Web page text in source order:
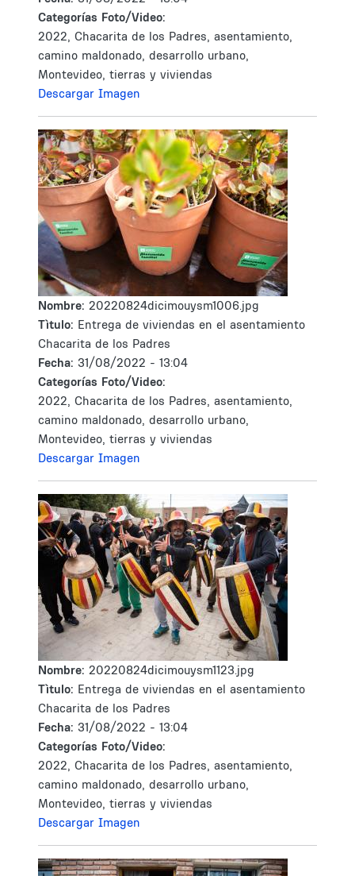
Categorías Foto/Video:
2022, Chacarita de los Padres, asentamiento,
camino maldonado, desarrollo urbano,
Montevideo, tierras y viviendas
Descargar Imagen
Nombre: 20220824dicimouysm1006.jpg
Tìtulo: Entrega de viviendas en el asentamiento
Chacarita de los Padres
Fecha: 31/08/2022 - 13:04
Categorías Foto/Video:
2022, Chacarita de los Padres, asentamiento,
camino maldonado, desarrollo urbano,
Montevideo, tierras y viviendas
Descargar Imagen
Nombre: 20220824dicimouysm1123.jpg
Tìtulo: Entrega de viviendas en el asentamiento
Chacarita de los Padres
Fecha: 31/08/2022 - 13:04
Categorías Foto/Video:
2022, Chacarita de los Padres, asentamiento,
camino maldonado, desarrollo urbano,
Montevideo, tierras y viviendas
Descargar Imagen